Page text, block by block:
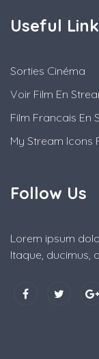
Useful
Sorties Cinéma
Voir Film En
Film Francais En
My Stream Icons
Follow Us
Lorem ipsum
Itaque, ducimus,